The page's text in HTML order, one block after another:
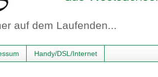
auf dem Laufenden...
Handy/DSL/Internet